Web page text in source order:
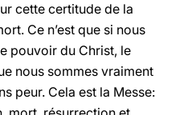
cette certitude de la
Ce n’est que si nous
pouvoir du Christ, le
nous sommes vraiment
peur. Cela est la Messe: